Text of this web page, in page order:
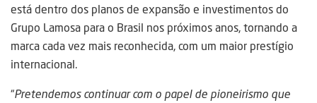
está dentro dos planos de expansão e investimentos do
Grupo Lamosa para o Brasil nos próximos anos, tornando a
marca cada vez mais reconhecida, com um maior prestígio
internacional.
“Pretendemos continuar com o papel de pioneirismo que